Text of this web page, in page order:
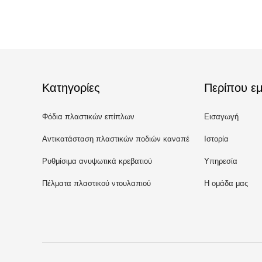
Κατηγορίες
Φόδια πλαστικών επίπλων
Αντικατάσταση πλαστικών ποδιών καναπέ
Ρυθμίσιμα ανυψωτικά κρεβατιού
Πέλματα πλαστικού ντουλαπιού
Περίπου
Εισαγωγή
Ιστορία
Υπηρεσία
Η ομάδα μας